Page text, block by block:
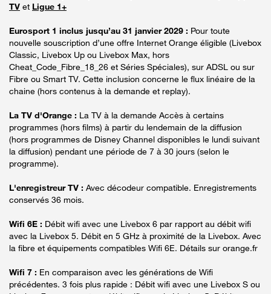
TV et Ligue 1+
Eurosport 1 inclus jusqu’au 31 janvier 2029 : Pour toute
nouvelle souscription d’une offre Internet Orange éligible (Livebox
Classic, Livebox Up ou Livebox Max, hors
Cheat_Code_Fibre_18_26 et Séries Spéciales), sur ADSL ou sur
Fibre ou Smart TV. Cette inclusion concerne le flux linéaire de la
chaine (hors contenus à la demande et replay).
La TV d'Orange : La TV à la demande Accès à certains
programmes (hors films) à partir du lendemain de la diffusion
(hors programmes de Disney Channel disponibles le lundi suivant
la diffusion) pendant une période de 7 à 30 jours (selon le
programme).
L'enregistreur TV : Avec décodeur compatible. Enregistrements
conservés 36 mois.
Wifi 6E : Débit wifi avec une Livebox 6 par rapport au débit wifi
avec la Livebox 5. Débit en 5 GHz à proximité de la Livebox. Avec
la fibre et équipements compatibles Wifi 6E. Détails sur orange.fr
Wifi 7 : En comparaison avec les générations de Wifi
précédentes. 3 fois plus rapide : Débit wifi avec une Livebox S ou